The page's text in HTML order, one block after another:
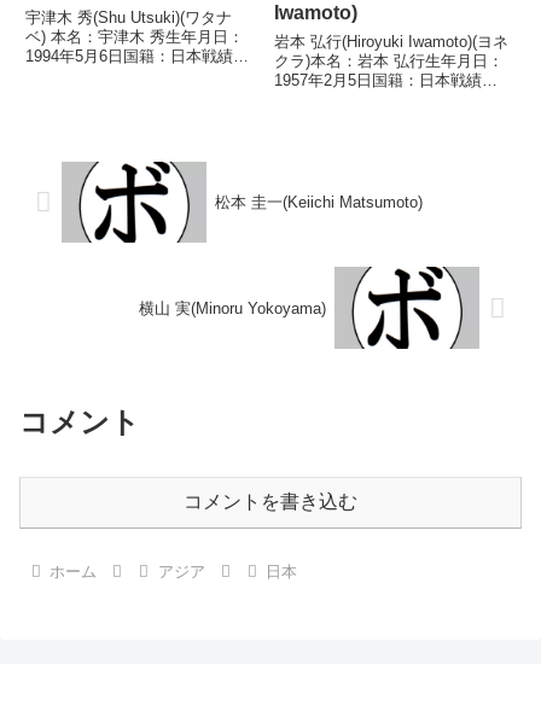
宇津木 秀(Shu Utsuki)(ワタナ
ベ) 本名：宇津木 秀生年月日：
1994年5月6日国籍：日本戦績：
Iwamoto)
岩本 弘行(Hiroyuki Iwamoto)(ヨネ
クラ)本名：岩本 弘行生年月日：
1957年2月5日国籍：日本戦績：
松本 圭一(Keiichi Matsumoto)
横山 実(Minoru Yokoyama)
コメント
コメントを書き込む
ホーム アジア 日本